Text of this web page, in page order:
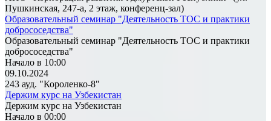
Пушкинская, 247-а, 2 этаж, конференц-зал)
Образовательный семинар "Деятельность ТОС и практики
добрососедства"
Образовательный семинар "Деятельность ТОС и практики
добрососедства"
Начало в 10:00
09.10.2024
243 ауд. "Короленко-8"
Держим курс на Узбекистан
Держим курс на Узбекистан
Начало в 00:00